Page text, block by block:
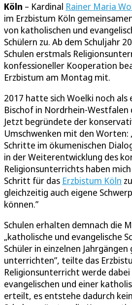
Köln – Kardinal Rainer Maria
im Erzbistum Köln
von katholischen und
Schülern zu. Ab dem Schuljahr
Schulen erstmals
konfessioneller Kooperation
Erzbistum am Montag mit.
2017 hatte sich Woelki noch
Bischof in Nordrhein-Westfalen
Jetzt begründete der
Umschwenken mit den Worten:
Schritte im ökumenischen
in der Weiterentwicklung des
Religionsunterrichts haben
Schritt für das Erzbistum Köln
gleichzeitig auch eigene
können.”
Schulen erhalten demnach die
„katholische und evangelische
Schüler in einzelnen
unterrichten”, teilte das
Religionsunterricht werde
evangelischen und einer
erteilt, es entstehe dadurch